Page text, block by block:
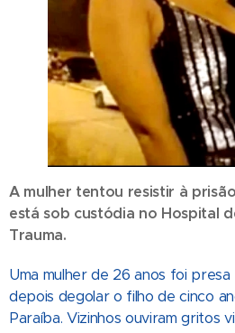
A mulher tentou resistir à
está sob custódia no Hospital
Trauma.
Uma mulher de 26 anos foi
depois degolar o filho de cinco
Paraíba. Vizinhos ouviram gritos